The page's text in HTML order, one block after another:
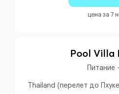
цена за 7
Pool Villa
Питание
Thailand (перелет до